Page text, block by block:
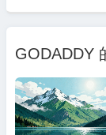
GODADDY